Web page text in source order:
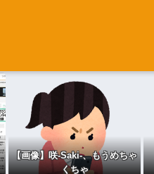
【画像】咲-Saki-、もうめちゃ
くちゃ